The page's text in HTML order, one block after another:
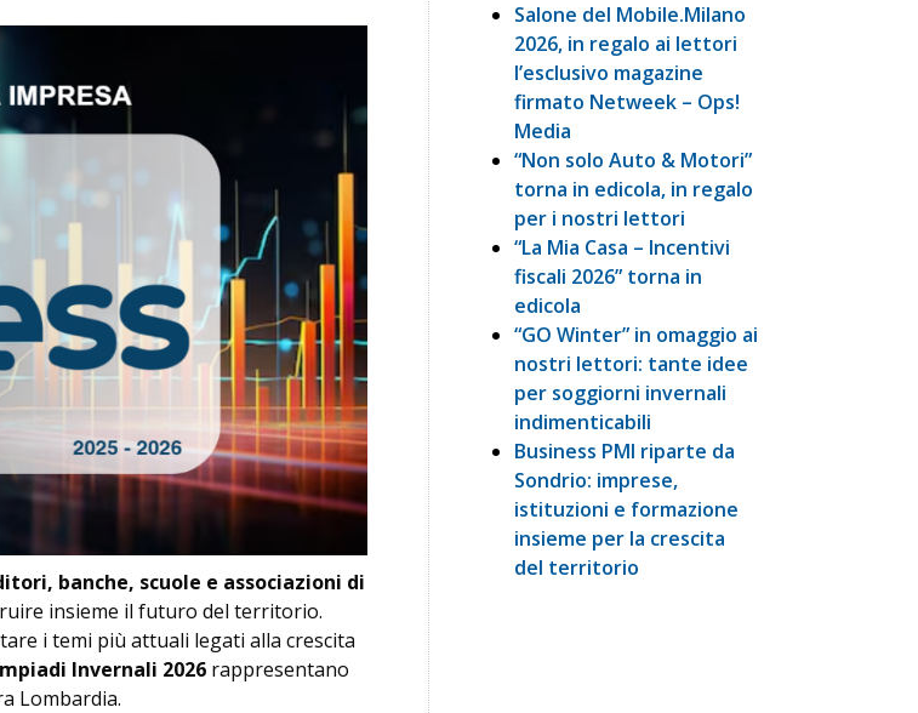
banche, scuole e associazioni di
insieme il futuro del territorio.
i temi più attuali legati alla crescita
Invernali 2026 rappresentano
Lombardia.
Salone del Mobile.Milano
2026, in regalo ai lettori
l’esclusivo magazine
firmato Netweek – Ops!
Media
“Non solo Auto & Motori”
torna in edicola, in regalo
per i nostri lettori
“La Mia Casa – Incentivi
fiscali 2026” torna in
edicola
“GO Winter” in omaggio ai
nostri lettori: tante idee
per soggiorni invernali
indimenticabili
Business PMI riparte da
Sondrio: imprese,
istituzioni e formazione
insieme per la crescita
del territorio